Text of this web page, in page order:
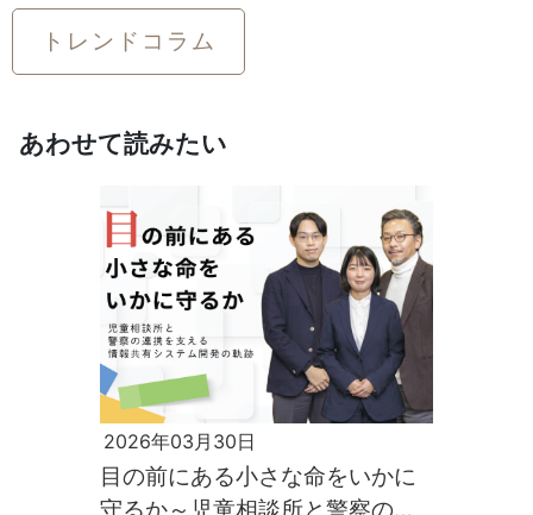
トレンドコラム
あわせて読みたい
2026年03月30日
目の前にある小さな命をいかに
守るか～児童相談所と警察の連